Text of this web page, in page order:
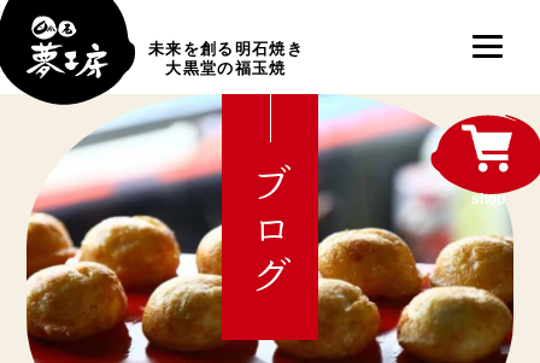
未来を創る明石焼き
大黒堂の福玉焼
ブログ shop